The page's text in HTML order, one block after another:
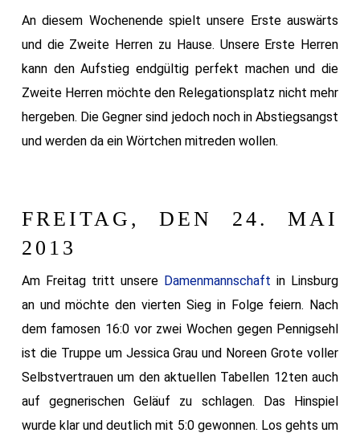
An diesem Wochenende spielt unsere Erste auswärts
und die Zweite Herren zu Hause. Unsere Erste Herren
kann den Aufstieg endgültig perfekt machen und die
Zweite Herren möchte den Relegationsplatz nicht mehr
hergeben. Die Gegner sind jedoch noch in Abstiegsangst
und werden da ein Wörtchen mitreden wollen.
FREITAG, DEN 24. MAI
2013
Am Freitag tritt unsere Damenmannschaft in Linsburg
an und möchte den vierten Sieg in Folge feiern. Nach
dem famosen 16:0 vor zwei Wochen gegen Pennigsehl
ist die Truppe um Jessica Grau und Noreen Grote voller
Selbstvertrauen um den aktuellen Tabellen 12ten auch
auf gegnerischen Geläuf zu schlagen. Das Hinspiel
wurde klar und deutlich mit 5:0 gewonnen. Los gehts um